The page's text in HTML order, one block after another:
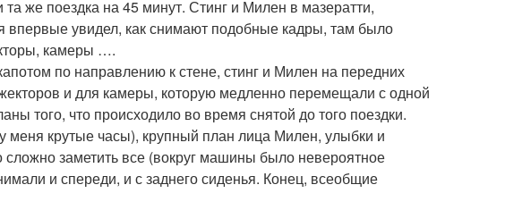
же поездка на 45 минут. Стинг и Милен в мазератти,
впервые увидел, как снимают подобные кадры, там было
камеры ….
по направлению к стене, стинг и Милен на передних
и для камеры, которую медленно перемещали с одной
того, что происходило во время снятой до того поездки.
меня крутые часы), крупный план лица Милен, улыбки и
заметить все (вокруг машины было невероятное
и спереди, и с заднего сиденья. Конец, всеобщие